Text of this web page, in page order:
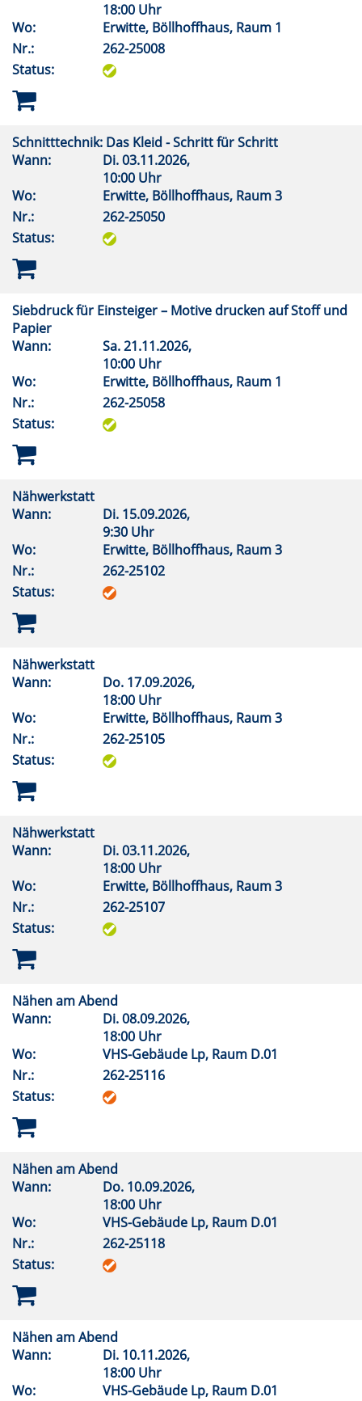
18:00 Uhr
Wo:
Erwitte, Böllhoffhaus, Raum 1
Nr.:
262-25008
Status:
Schnitttechnik: Das Kleid - Schritt für Schritt
Wann:
Di.03.11.2026,
10:00 Uhr
Wo:
Erwitte, Böllhoffhaus, Raum 3
Nr.:
262-25050
Status:
Siebdruck für Einsteiger – Motive drucken auf Stoff und
Papier
Wann:
Sa.21.11.2026,
10:00 Uhr
Wo:
Erwitte, Böllhoffhaus, Raum 1
Nr.:
262-25058
Status:
Nähwerkstatt
Wann:
Di. 15.09.2026,
9:30 Uhr
Wo:
Erwitte, Böllhoffhaus, Raum 3
Nr.:
262-25102
Status:
Nähwerkstatt
Wann:
Do. 17.09.2026,
18:00 Uhr
Wo:
Erwitte, Böllhoffhaus, Raum 3
Nr.:
262-25105
Status:
Nähwerkstatt
Wann:
Di.03.11.2026,
18:00 Uhr
Wo:
Erwitte, Böllhoffhaus, Raum 3
Nr.:
262-25107
Status:
Nähen am Abend
Wann:
Di.08.09.2026,
18:00 Uhr
Wo:
VHS-Gebäude Lp, Raum D.01
Nr.:
262-25116
Status:
Nähen am Abend
Wann:
Do. 10.09.2026,
18:00 Uhr
Wo:
VHS-Gebäude Lp, Raum D.01
Nr.:
262-25118
Status:
Nähen am Abend
Wann:
Di. 10.11.2026,
18:00 Uhr
Wo:
VHS-Gebäude Lp, Raum D.01